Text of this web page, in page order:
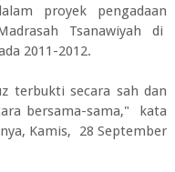
proyek pengadaan
Tsanawiyah di
2011-2012.
terbukti secara sah dan
bersama-sama," kata
Kamis, 28 September